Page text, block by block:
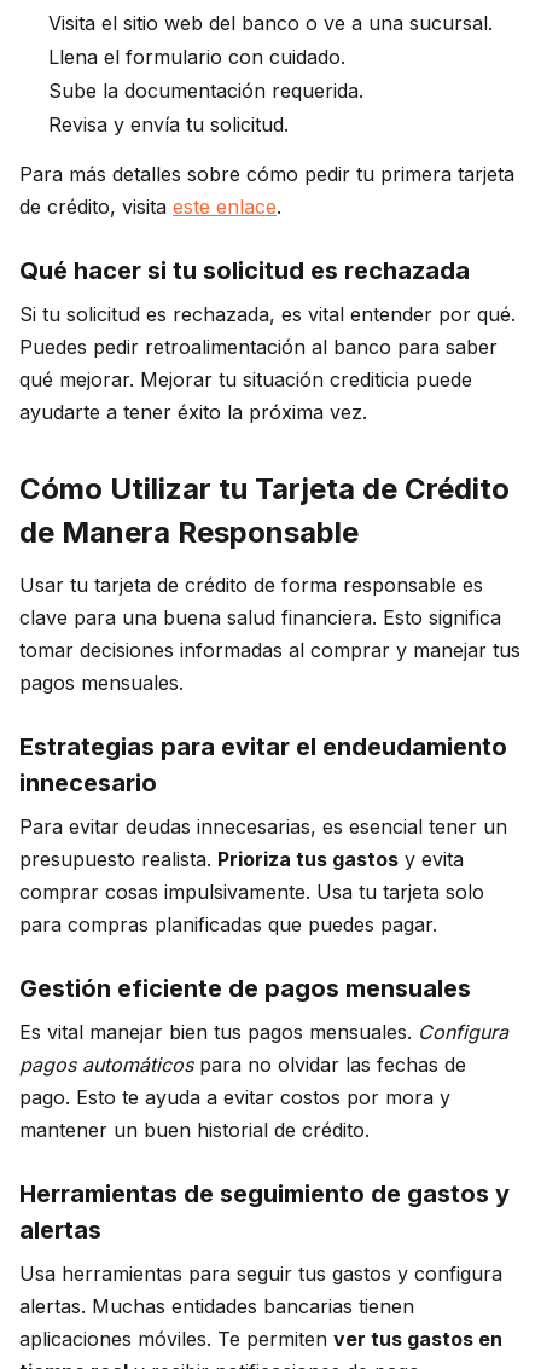
Visita el sitio web del banco o ve a una sucursal.
Llena el formulario con cuidado.
Sube la documentación requerida.
Revisa y envía tu solicitud.
Para más detalles sobre cómo pedir tu primera tarjeta
de crédito, visita este enlace.
Qué hacer si tu solicitud es rechazada
Si tu solicitud es rechazada, es vital entender por qué.
Puedes pedir retroalimentación al banco para saber
qué mejorar. Mejorar tu situación crediticia puede
ayudarte a tener éxito la próxima vez.
Cómo Utilizar tu Tarjeta de Crédito
de Manera Responsable
Usar tu tarjeta de crédito de forma responsable es
clave para una buena salud financiera. Esto significa
tomar decisiones informadas al comprar y manejar tus
pagos mensuales.
Estrategias para evitar el endeudamiento
innecesario
Para evitar deudas innecesarias, es esencial tener un
presupuesto realista. Prioriza tus gastos y evita
comprar cosas impulsivamente. Usa tu tarjeta solo
para compras planificadas que puedes pagar.
Gestión eficiente de pagos mensuales
Es vital manejar bien tus pagos mensuales. Configura
pagos automáticospara no olvidar las fechas de
pago. Esto te ayuda a evitar costos por mora y
mantener un buen historial de crédito.
Herramientas de seguimiento de gastos y
alertas
Usa herramientas para seguir tus gastos y configura
alertas. Muchas entidades bancarias tienen
aplicaciones móviles. Te permiten ver tus gastos en